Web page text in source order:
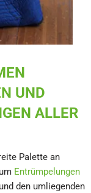
UND
ALLER
Palette an
Entrümpelungen
den umliegenden